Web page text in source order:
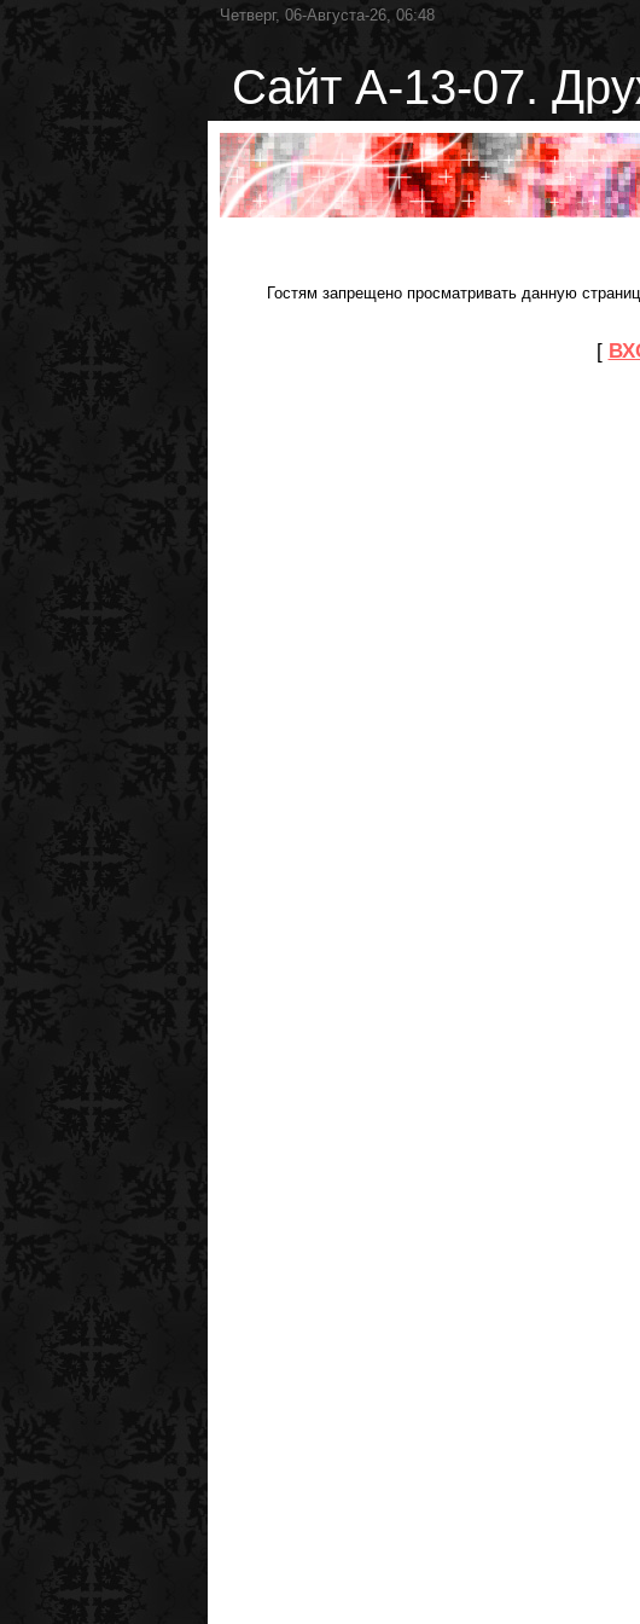
Четверг, 06-Августа-26, 06:48
Сайт А-13-07.
Гостям запрещено просматривать данную
[